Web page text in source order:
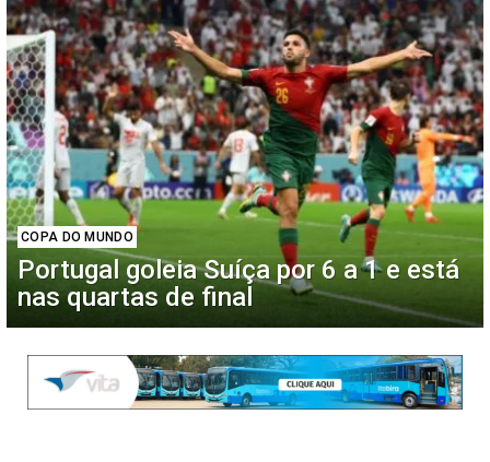
COPA DO MUNDO
Portugal goleia Suíça por 6 a 1 e está
nas quartas de final